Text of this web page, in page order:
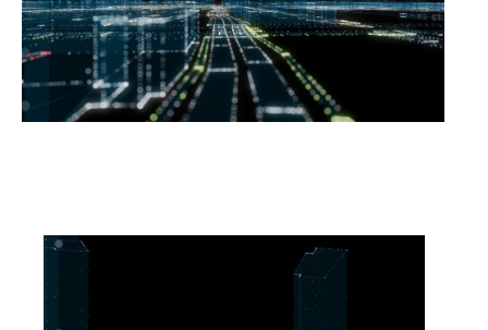
Atlaide
Lejupielādēt Services 360 Core Classic brošūru
Pakalpojums Scania Fleet Care
ProDriver atlaide